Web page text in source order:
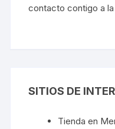
contacto contigo a
SITIOS DE
Tienda en